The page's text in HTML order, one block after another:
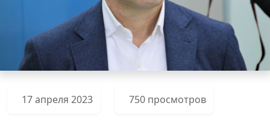
17 апреля 2023 750 просмотров